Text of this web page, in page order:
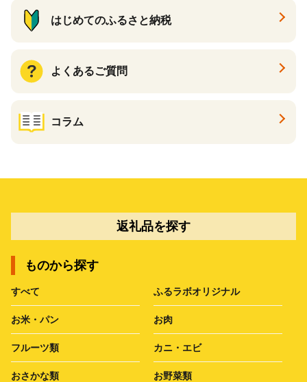
はじめてのふるさと納税
よくあるご質問
コラム
返礼品を探す
ものから探す
すべて ふるラボオリジナル
お米・パン お肉
フルーツ類 カニ・エビ
おさかな類 お野菜類